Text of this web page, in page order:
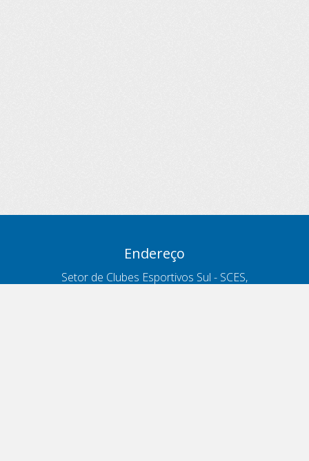
Endereço
Setor de Clubes Esportivos Sul - SCES,